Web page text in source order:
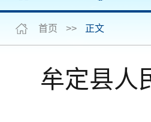
首页 >> 正文
牟定县人